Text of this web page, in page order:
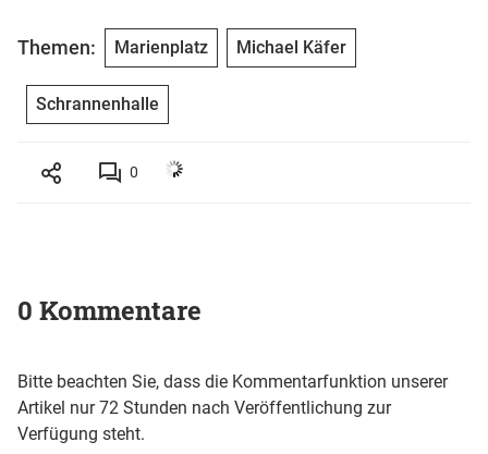
Themen: Marienplatz Michael Käfer
Schrannenhalle
0
0 Kommentare
Bitte beachten Sie, dass die Kommentarfunktion unserer
Artikel nur 72 Stunden nach Veröffentlichung zur
Verfügung steht.